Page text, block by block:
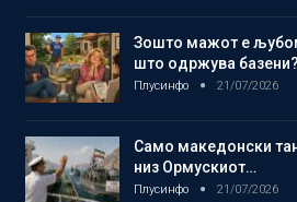
Зошто мажот е
што одржува базени?
Плусинфо 21/07/2026
Само македонски
низ Ормускиот…
Плусинфо 21/07/2026